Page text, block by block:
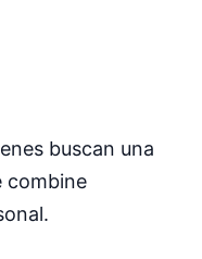
buscan una
combine